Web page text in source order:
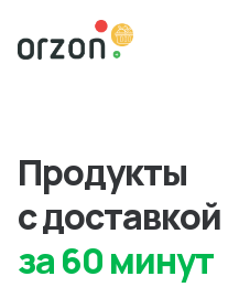
Продукты
с доставкой
за 60 минут